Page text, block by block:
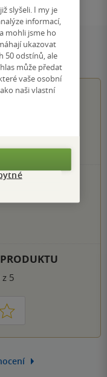
čtenářů
5
slyšeli. I my je
informací,
mohli jsme ho
ukazovat
50 odstínů, ale
může předat
vaše osobní
naši vlastní